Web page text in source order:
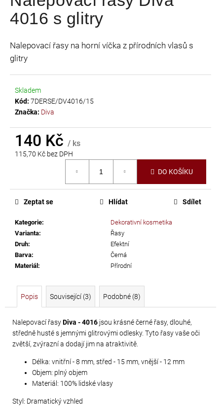
je
0,0
hvězdiček.
4016 s glitry
Nalepovací řasy na horní víčka z přírodních vlasů s
glitry
Skladem
Kód: 7DERSE/DV4016/15
Značka: Diva
140 Kč / ks
115,70 Kč bez DPH
DO KOŠÍKU
Kategorie:
Dekorativní kosmetika
Varianta:
Řasy
Druh:
Efektní
Barva:
Černá
Materiál: Přírodní
Zeptat se Hlídat Sdílet
Popis Související (3) Podobné (8)
Nalepovací řasyDiva - 4016 jsou krásné černé řasy, dlouhé,
středně husté s jemnými glitrovými odlesky. Tyto řasy vaše oči
zvětší, zvýrazní a dodají jim na atraktivitě.
Délka: vnitřní - 8 mm, střed - 15 mm, vnější - 12 mm
Objem: plný objem
Materiál: 100% lidské vlasy
Styl: Dramatický vzhled
a
j
t
?
D
o
č
u
e
m
LEPIDLO
NA
KAMÍNKY
A
TEXTIL
GÜTERMANN